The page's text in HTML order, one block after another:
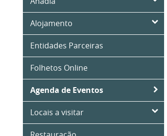
Alojamento
Entidades Parceiras
Folhetos Online
Agenda de Eventos
Locais a visitar